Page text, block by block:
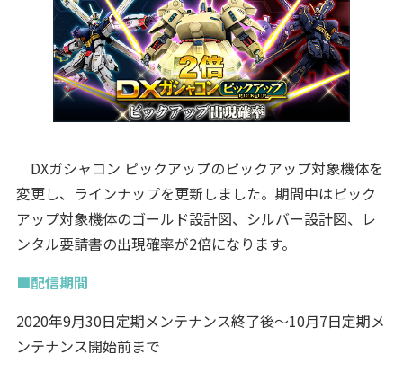
DXガシャコン ピックアップのピックアップ対象機体を
変更し、ラインナップを更新しました。期間中はピック
アップ対象機体のゴールド設計図、シルバー設計図、レ
ンタル要請書の出現確率が2倍になります。
■配信期間
2020年9月30日定期メンテナンス終了後～10月7日定期メ
ンテナンス開始前まで